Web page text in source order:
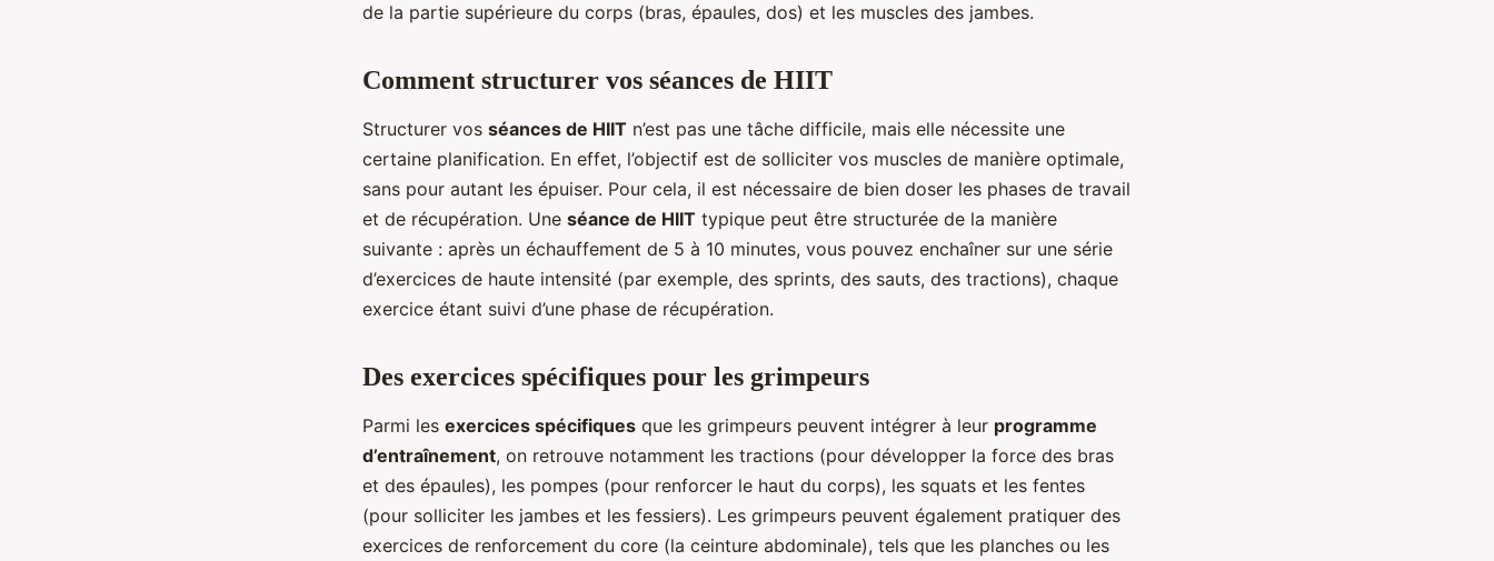
de la partie supérieure du corps (bras, épaules, dos) et les muscles des jambes.
Comment structurer vos séances de HIIT
Structurer vos séances de HIIT n’est pas une tâche difficile, mais elle nécessite une
certaine planification. En effet, l’objectif est de solliciter vos muscles de manière optimale,
sans pour autant les épuiser. Pour cela, il est nécessaire de bien doser les phases de travail
et de récupération. Une séance de HIIT typique peut être structurée de la manière
suivante : après un échauffement de 5 à 10 minutes, vous pouvez enchaîner sur une série
d’exercices de haute intensité (par exemple, des sprints, des sauts, des tractions), chaque
exercice étant suivi d’une phase de récupération.
Des exercices spécifiques pour les grimpeurs
Parmi les exercices spécifiques que les grimpeurs peuvent intégrer à leur programme
d’entraînement, on retrouve notamment les tractions (pour développer la force des bras
et des épaules), les pompes (pour renforcer le haut du corps), les squats et les fentes
(pour solliciter les jambes et les fessiers). Les grimpeurs peuvent également pratiquer des
exercices de renforcement du core (la ceinture abdominale), tels que les planches ou les